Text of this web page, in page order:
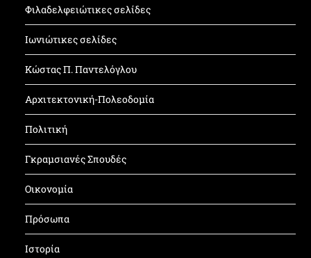
Φιλαδελφειώτικες σελίδες
Ιωνιώτικες σελίδες
Κώστας Π. Παντελόγλου
Αρχιτεκτονική-Πολεοδομία
Πολιτική
Γκραμσιανές Σπουδές
Οικονομία
Πρόσωπα
Ιστορία